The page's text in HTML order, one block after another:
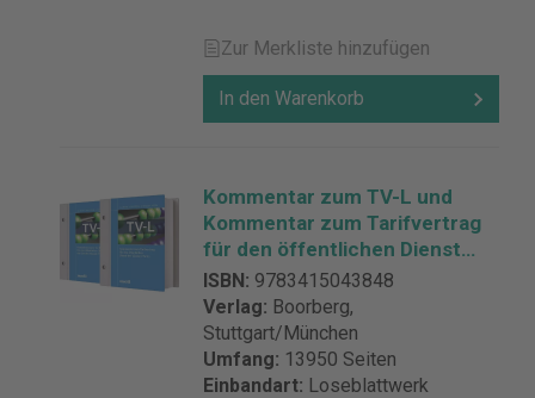
Zur Merkliste hinzufügen
In den Warenkorb
Kommentar zum TV-L und
Kommentar zum Tarifvertrag
für den öffentlichen Dienst
des Landes Hessen
Kombiangebot - mit
Fortsetzungsbezug
ISBN: 9783415043848
Verlag: Boorberg,
Stuttgart/München
Umfang: 13950 Seiten
Einbandart: Loseblattwerk